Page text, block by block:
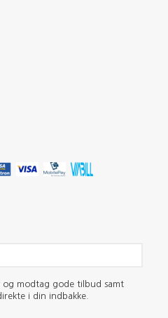
og modtag gode tilbud samt
i din indbakke.